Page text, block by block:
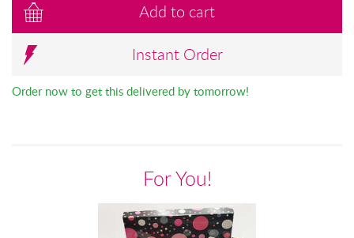
Add to cart
Instant Order
Order now to get this delivered by tomorrow!
For You!